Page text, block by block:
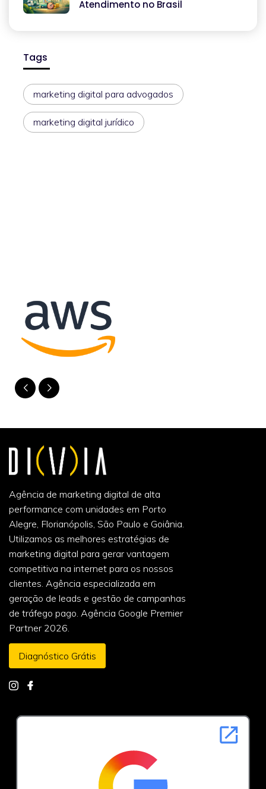
Atendimento no Brasil
Tags
marketing digital para advogados
marketing digital jurídico
Agência de marketing digital de alta
performance com unidades em Porto
Alegre, Florianópolis, São Paulo e Goiânia.
Utilizamos as melhores estratégias de
marketing digital para gerar vantagem
competitiva na internet para os nossos
clientes. Agência especializada em
geração de leads e gestão de campanhas
de tráfego pago. Agência Google Premier
Partner 2026.
Diagnóstico Grátis